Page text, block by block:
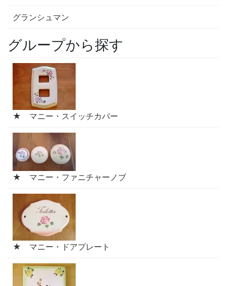
グランシュマン
グループから探す
★ マニー・スイッチカバー
★ マニー・ファニチャーノブ
★ マニー・ドアプレート